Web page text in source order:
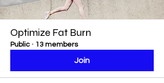
Optimize Fat Burn
Public · 13 members
Join